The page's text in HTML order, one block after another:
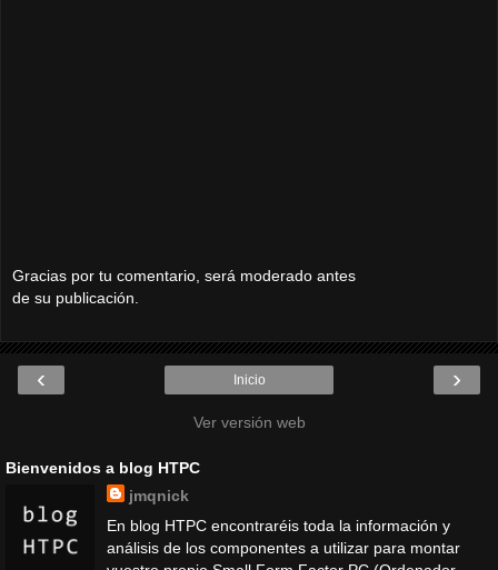
Gracias por tu comentario, será moderado antes
de su publicación.
‹ ›
Inicio
Ver versión web
Bienvenidos a blog HTPC
jmqnick
En blog HTPC encontraréis toda la información y
análisis de los componentes a utilizar para montar